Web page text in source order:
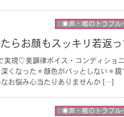
◉声・喉のトラブル
たらお顔もスッキリ若返
実現♡美調律ボイス・コンディショ
くなった＊顔色がパッとしない＊
お悩み心当たりありませんか […]
◉声・喉のトラブル